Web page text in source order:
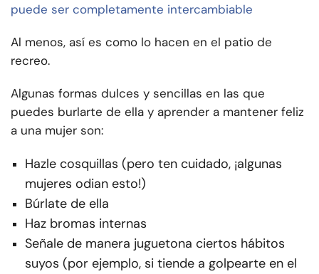
puede ser completamente intercambiable
Al menos, así es como lo hacen en el patio de
recreo.
Algunas formas dulces y sencillas en las que
puedes burlarte de ella y aprender a mantener feliz
a una mujer son:
Hazle cosquillas (pero ten cuidado, ¡algunas
mujeres odian esto!)
Búrlate de ella
Haz bromas internas
Señale de manera juguetona ciertos hábitos
suyos (por ejemplo, si tiende a golpearte en el